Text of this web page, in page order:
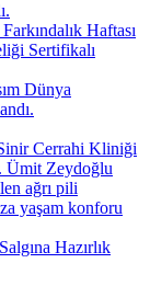
Haftası
Sertifikalı
Dünya
Cerrahi Kliniği
Ümit Zeydoğlu
ağrı pili
yaşam konforu
Hazırlık